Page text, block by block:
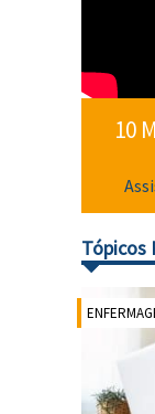
10
Tópicos